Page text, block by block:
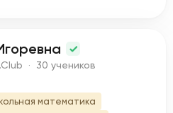
· 30 учеников
математика